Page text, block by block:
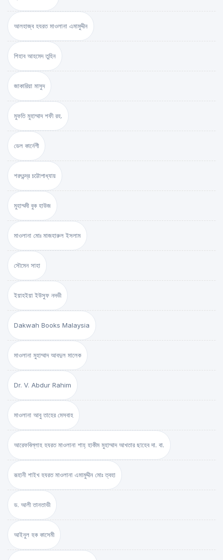
আলহাজ্ব হযরত মাওলানা এমামুদ্দীন
শিহাব আহমেদ তুহিন
জাকারিয়া মাসুদ
মুফতি মুহাম্মাদ শফী রহ.
ডেল কার্নেগী
শরৎচন্দ্র চট্টোপাধ্যায়
মুহাম্মদী বুক হাউজ
মাওলানা মোঃ মাজহারুল ইসলাম
সৌমেন সাহা
ইয়াহইয়া ইউসুফ নদভী
Dakwah Books Malaysia
মাওলানা মুহাম্মাদ আবদুল মালেক
Dr. V. Abdur Rahim
মাওলানা আবু তাহের মেসবাহ
আরেফবিল্লাহ হযরত মাওলানা শাহ্ হাকীম মুহাম্মাদ আখতার ছাহেব দা. বা.
রূহানী শাইখ হযরত মাওলানা এমামুদ্দীন মোঃ ত্বহা
ড. আলী তানতাভী
আইনুল হক কাসেমী